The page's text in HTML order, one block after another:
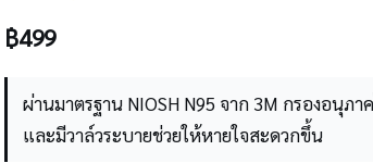
฿499
ผ่านมาตรฐาน NIOSH N95 จาก 3M กรองอนุ
และมีวาล์วระบายช่วยให้หายใจสะดวกขึ้น